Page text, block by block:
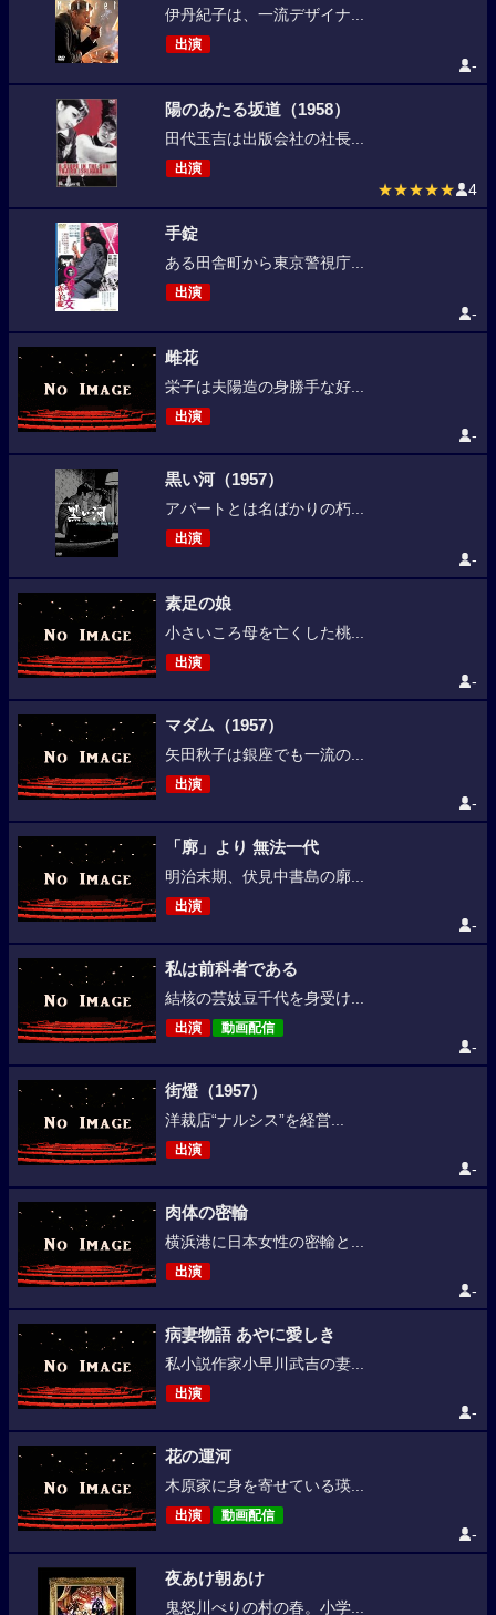
伊丹紀子は、一流デザイナ...
出演
-
陽のあたる坂道（1958）
田代玉吉は出版会社の社長...
出演
★★★★★ 4
手錠
ある田舎町から東京警視庁...
出演
-
雌花
栄子は夫陽造の身勝手な好...
出演
-
黒い河（1957）
アパートとは名ばかりの朽...
出演
-
素足の娘
小さいころ母を亡くした桃...
出演
-
マダム（1957）
矢田秋子は銀座でも一流の...
出演
-
「廓」より 無法一代
明治末期、伏見中書島の廓...
出演
-
私は前科者である
結核の芸妓豆千代を身受け...
出演 動画配信
-
街燈（1957）
洋裁店“ナルシス”を経営...
出演
-
肉体の密輸
横浜港に日本女性の密輸と...
出演
-
病妻物語 あやに愛しき
私小説作家小早川武吉の妻...
出演
-
花の運河
木原家に身を寄せている瑛...
出演 動画配信
-
夜あけ朝あけ
鬼怒川べりの村の春。小学...